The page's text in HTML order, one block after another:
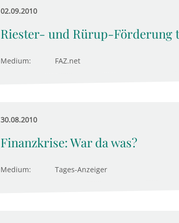
02.09.2010
Riester- und Rürup-
Medium: FAZ.net
30.08.2010
Finanzkrise: War da was?
Medium: Tages-Anzeiger